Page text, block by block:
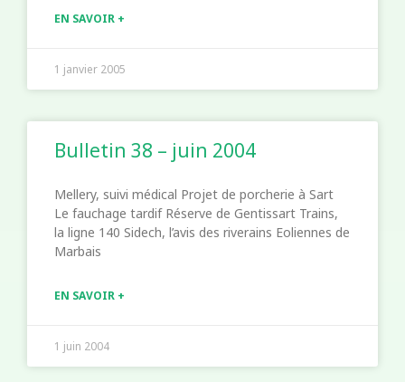
EN SAVOIR +
1 janvier 2005
Bulletin 38 – juin 2004
Mellery, suivi médical Projet de porcherie à Sart
Le fauchage tardif Réserve de Gentissart Trains,
la ligne 140 Sidech, l’avis des riverains Eoliennes de
Marbais
EN SAVOIR +
1 juin 2004